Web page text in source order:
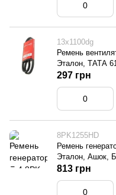
13х1100dg
Ремень
Эталон, ТАТА
297 грн
8PK1255HD
Ремень
Эталон, Ашок,
813 грн